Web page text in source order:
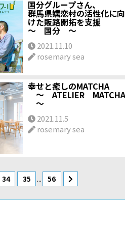
国分グループさん、
群馬県嬬恋村の活性化に向
けた販路開拓を支援
～ 国分 ～
2021.11.10
rosemary sea
幸せと癒しのMATCHA
～ ATELIER MATCHA
～
2021.11.5
rosemary sea
34 35 ... 56